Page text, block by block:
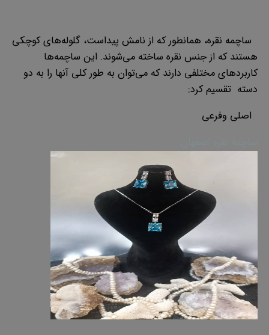
ساچمه نقره، همانطور که از نامش پیداست، گلوله‌های کوچکی
هستند که از جنس نقره ساخته می‌شوند. این ساچمه‌ها
کاربردهای مختلفی دارند که می‌توان به طور کلی آنها را به دو
دسته تقسیم کرد:
اصلی وفرعی